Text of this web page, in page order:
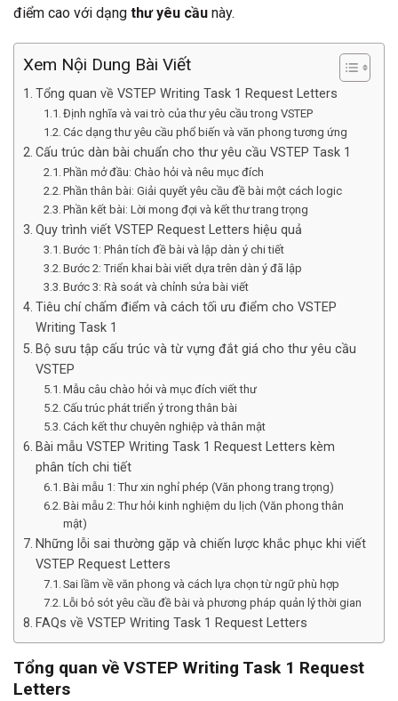
điểm cao với dạng thư yêu cầu này.
Xem Nội Dung Bài Viết
Tổng quan về VSTEP Writing Task 1 Request Letters
Định nghĩa và vai trò của thư yêu cầu trong VSTEP
Các dạng thư yêu cầu phổ biến và văn phong tương ứng
Cấu trúc dàn bài chuẩn cho thư yêu cầu VSTEP Task 1
Phần mở đầu: Chào hỏi và nêu mục đích
Phần thân bài: Giải quyết yêu cầu đề bài một cách logic
Phần kết bài: Lời mong đợi và kết thư trang trọng
Quy trình viết VSTEP Request Letters hiệu quả
Bước 1: Phân tích đề bài và lập dàn ý chi tiết
Bước 2: Triển khai bài viết dựa trên dàn ý đã lập
Bước 3: Rà soát và chỉnh sửa bài viết
Tiêu chí chấm điểm và cách tối ưu điểm cho VSTEP
Writing Task 1
Bộ sưu tập cấu trúc và từ vựng đắt giá cho thư yêu cầu
VSTEP
Mẫu câu chào hỏi và mục đích viết thư
Cấu trúc phát triển ý trong thân bài
Cách kết thư chuyên nghiệp và thân mật
Bài mẫu VSTEP Writing Task 1 Request Letters kèm
phân tích chi tiết
Bài mẫu 1: Thư xin nghỉ phép (Văn phong trang trọng)
Bài mẫu 2: Thư hỏi kinh nghiệm du lịch (Văn phong thân
mật)
Những lỗi sai thường gặp và chiến lược khắc phục khi viết
VSTEP Request Letters
Sai lầm về văn phong và cách lựa chọn từ ngữ phù hợp
Lỗi bỏ sót yêu cầu đề bài và phương pháp quản lý thời gian
FAQs về VSTEP Writing Task 1 Request Letters
Tổng quan về VSTEP Writing Task 1 Request
Letters